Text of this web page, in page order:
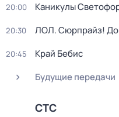
20:00 Каникулы
20:30 ЛОЛ. Сюрпрайз!
20:45
Край Бебис
Будущие передачи
СТС